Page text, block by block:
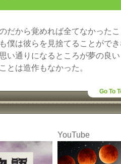
だから覚めれば全てなかったこ
僕は彼らを見捨てることができ
い通りになるところが夢の良い
とは造作もなかった。
Go To
YouTube